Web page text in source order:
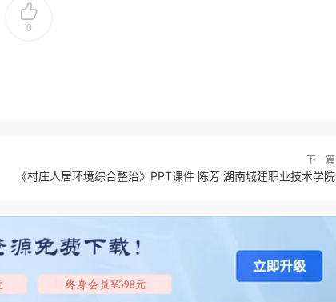
0
下一篇
《村庄人居环境综合整治》PPT课件 陈芳 湖南城建职业技术学院